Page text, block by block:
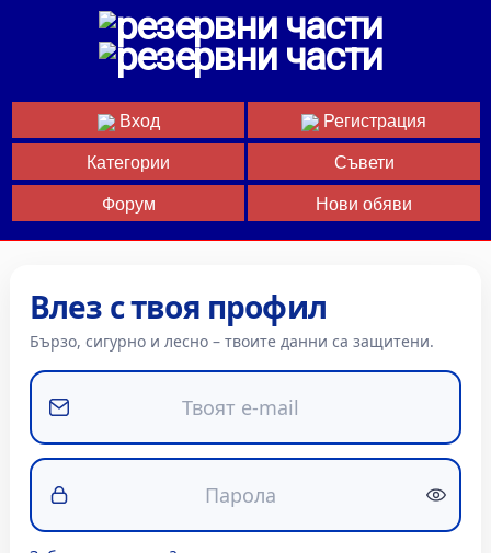
Вход
Регистрация
Категории
Съвети
Форум
Нови обяви
Влез с твоя профил
Бързо, сигурно и лесно – твоите данни са защитени.